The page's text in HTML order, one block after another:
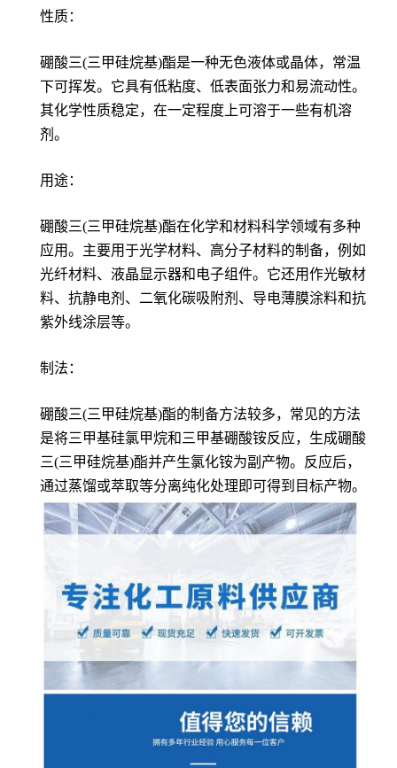
性质：
硼酸三(三甲硅烷基)酯是一种无色液体或晶体，常温
下可挥发。它具有低粘度、低表面张力和易流动性。
其化学性质稳定，在一定程度上可溶于一些有机溶
剂。
用途：
硼酸三(三甲硅烷基)酯在化学和材料科学领域有多种
应用。主要用于光学材料、高分子材料的制备，例如
光纤材料、液晶显示器和电子组件。它还用作光敏材
料、抗静电剂、二氧化碳吸附剂、导电薄膜涂料和抗
紫外线涂层等。
制法：
硼酸三(三甲硅烷基)酯的制备方法较多，常见的方法
是将三甲基硅氯甲烷和三甲基硼酸铵反应，生成硼酸
三(三甲硅烷基)酯并产生氯化铵为副产物。反应后，
通过蒸馏或萃取等分离纯化处理即可得到目标产物。